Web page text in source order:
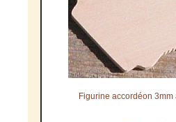
Figurine accordéon 3mm